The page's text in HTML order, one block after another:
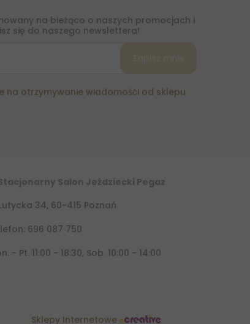
na bieżąco o naszych promocjach i
się do naszego newslettera!
na otrzymywanie wiadomośći od sklepu
Salon Jeździecki Pegaz
34, 60-415 Poznań
696 087 750
- Pt. 11:00 - 18:30, Sob. 10:00 - 14:00
Sklepy Internetowe